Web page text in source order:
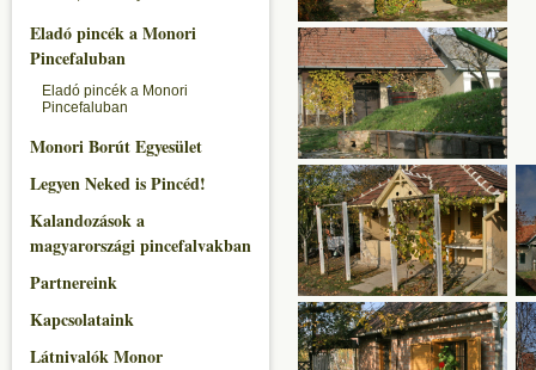
Eladó pincék a Monori
Pincefaluban
Eladó pincék a Monori
Pincefaluban
Monori Borút Egyesület
Legyen Neked is Pincéd!
Kalandozások a
magyarországi pincefalvakban
Partnereink
Kapcsolataink
Látnivalók Monor